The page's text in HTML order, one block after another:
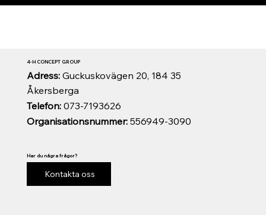
Organisationsnummer:556949-3090
Telefon:073-7193626
Adress: Guckuskovägen 20, 184 35
Åkersberga
4-H CONCEPT GROUP
Har du några frågor?
Kontakta oss